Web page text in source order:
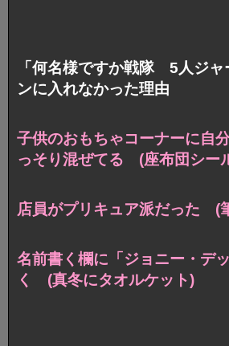
「何名様ですか戦隊 5人ジャ
ンに入れなかった理由
子供のおもちゃコーナーに自
っそり混ぜてる (座布団シー
店員がプリキュア派だった (
名前書く欄に「ジョニー・デ
く (真冬にタオルケット)